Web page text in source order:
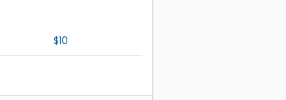
$10